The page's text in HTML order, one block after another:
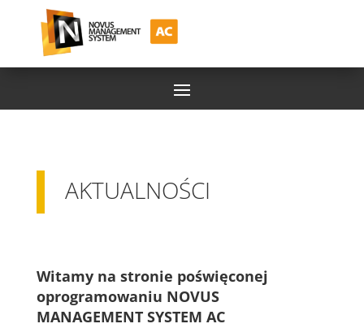
AKTUALNOŚCI
Witamy na stronie poświęconej
oprogramowaniu NOVUS
MANAGEMENT SYSTEM AC